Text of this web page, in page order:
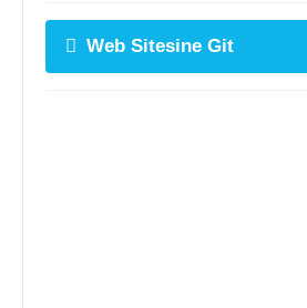
Web Sitesine Git